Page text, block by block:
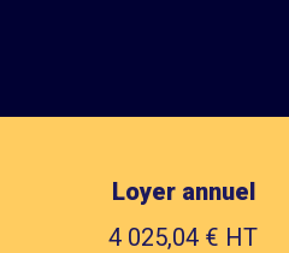
Loyer annuel
4 025,04 € HT